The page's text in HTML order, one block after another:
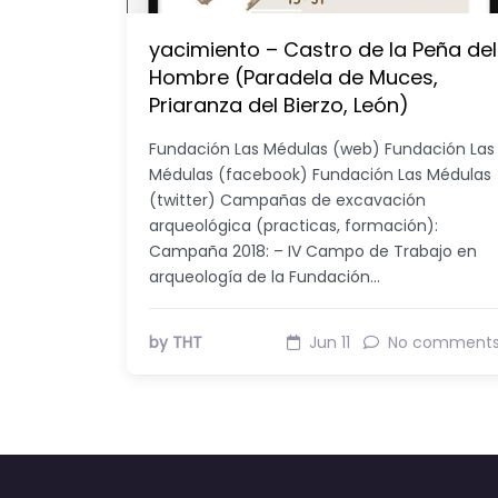
yacimiento – Castro de la Peña del
Hombre (Paradela de Muces,
Priaranza del Bierzo, León)
Fundación Las Médulas (web) Fundación Las
Médulas (facebook) Fundación Las Médulas
(twitter) Campañas de excavación
arqueológica (practicas, formación):
Campaña 2018: – IV Campo de Trabajo en
arqueología de la Fundación…
by THT Jun 11 No